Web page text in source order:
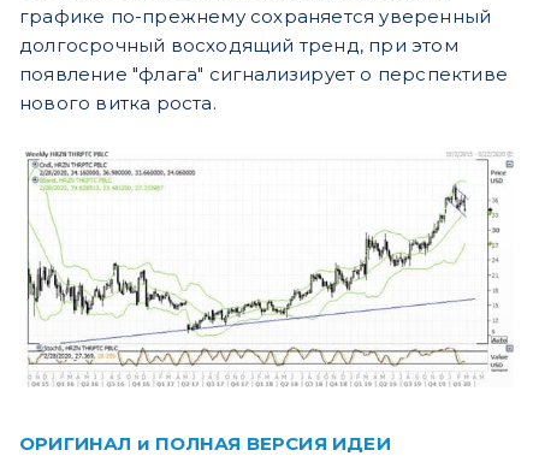
графике по-прежнему сохраняется уверенный
долгосрочный восходящий тренд, при этом
появление "флага" сигнализирует о перспективе
нового витка роста.
ОРИГИНАЛ и ПОЛНАЯ ВЕРСИЯ ИДЕИ